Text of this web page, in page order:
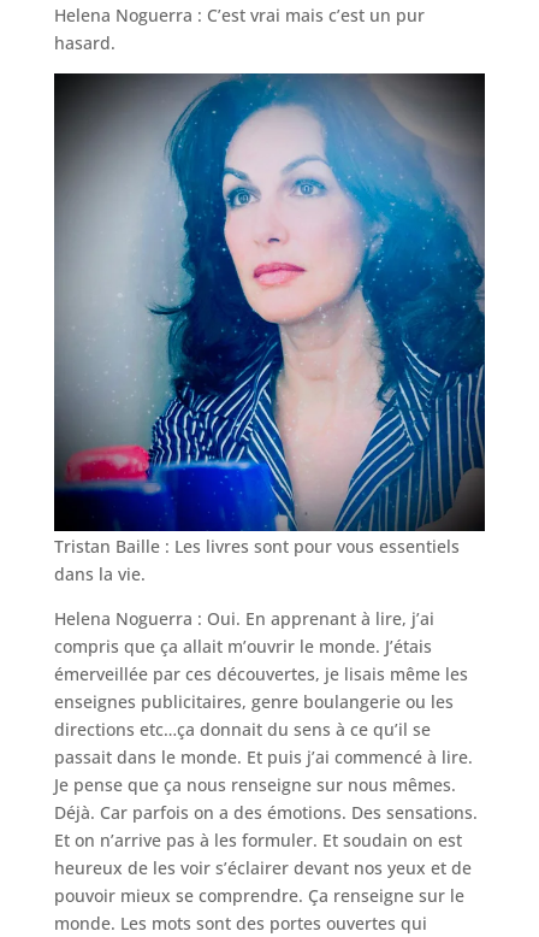
Helena Noguerra : C’est vrai mais c’est un pur
hasard.
Tristan Baille : Les livres sont pour vous essentiels
dans la vie.
Helena Noguerra : Oui. En apprenant à lire, j’ai
compris que ça allait m’ouvrir le monde. J’étais
émerveillée par ces découvertes, je lisais même les
enseignes publicitaires, genre boulangerie ou les
directions etc…ça donnait du sens à ce qu’il se
passait dans le monde. Et puis j’ai commencé à lire.
Je pense que ça nous renseigne sur nous mêmes.
Déjà. Car parfois on a des émotions. Des sensations.
Et on n’arrive pas à les formuler. Et soudain on est
heureux de les voir s’éclairer devant nos yeux et de
pouvoir mieux se comprendre. Ça renseigne sur le
monde. Les mots sont des portes ouvertes qui